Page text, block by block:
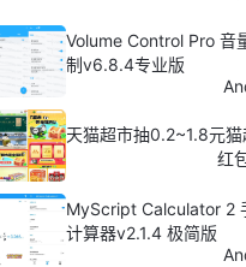
Volume Control Pro 音
制v6.8.4专业版
天猫超市抽0.2~1.8元猫
红
MyScript Calculator 2
计算器v2.1.4 极简版